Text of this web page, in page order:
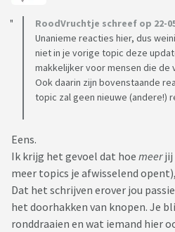
RoodVruchtje schreef op 22-
Unanieme reacties hier, dus
niet in je vorige topic deze
makkelijker voor mensen die de
Ook daarin zijn bovenstaande
topic zal geen nieuwe (andere!)
Eens.
Ik krijg het gevoel dat hoe meerjij
meer topics je afwisselend
Dat het schrijven erover jou
het doorhakken van knopen. Je
ronddraaien en wat iemand hier